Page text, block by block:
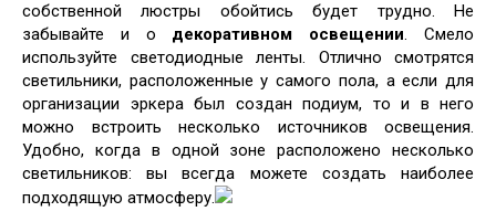
собственной люстры обойтись будет трудно. Не
забывайте и о декоративном освещении. Смело
используйте светодиодные ленты. Отлично смотрятся
светильники, расположенные у самого пола, а если для
организации эркера был создан подиум, то и в него
можно встроить несколько источников освещения.
Удобно, когда в одной зоне расположено несколько
светильников: вы всегда можете создать наиболее
подходящую атмосферу.